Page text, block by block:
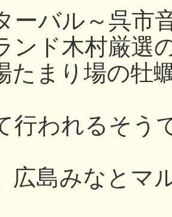
ーバル～呉市
ンド木村厳選
たまり場の牡
行われるそう
広島みなとマ